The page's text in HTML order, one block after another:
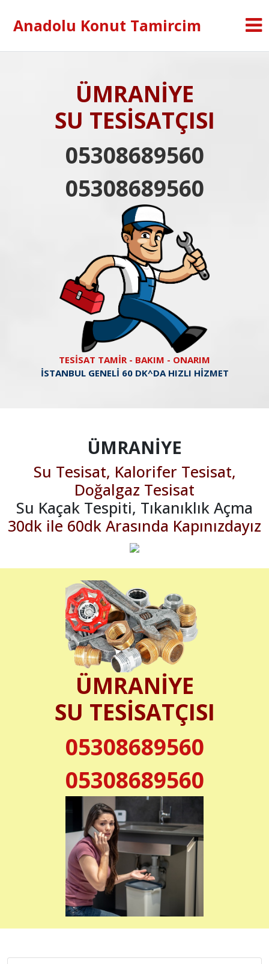
Anadolu Konut Tamircim
ÜMRANİYE
SU TESİSATÇISI
05308689560
05308689560
TESİSAT TAMİR - BAKIM - ONARIM
İSTANBUL GENELİ 60 DK^DA HIZLI HİZMET
ÜMRANİYE
Su Tesisat, Kalorifer Tesisat,
Doğalgaz Tesisat
Su Kaçak Tespiti, Tıkanıklık Açma
30dk ile 60dk Arasında Kapınızdayız
ÜMRANİYE
SU TESİSATÇISI
05308689560
05308689560